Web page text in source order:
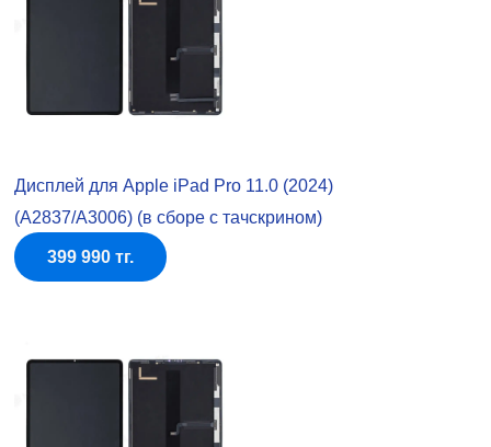
Дисплей для Apple iPad Pro 11.0 (2024)
(A2837/A3006) (в сборе с тачскрином)
399 990 тг.